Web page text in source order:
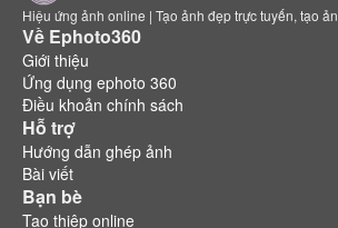
Hiệu ứng ảnh online | Tạo ảnh đẹp trực tuyến, tạo
Về Ephoto360
Giới thiệu
Ứng dụng ephoto 360
Điều khoản chính sách
Hỗ trợ
Hướng dẫn ghép ảnh
Bài viết
Bạn bè
Tạo thiệp online